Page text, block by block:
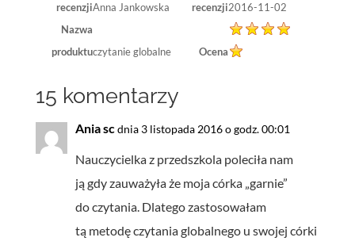
recenzjiAnna Jankowska
recenzji2016-11-02
Nazwa
produktuczytanie globalne Ocena
15 komentarzy
Ania scdnia 3 listopada 2016 o godz. 00:01
Nauczycielka z przedszkola poleciła nam
ją gdy zauważyła że moja córka „garnie”
do czytania. Dlatego zastosowałam
tą metodę czytania globalnego u swojej córki